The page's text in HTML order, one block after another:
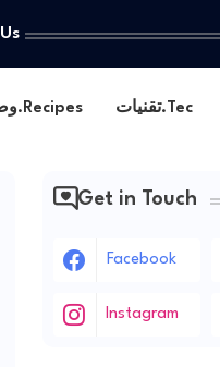
وصفات.Recipes تقنيات.Tec
Get in Touch
Facebook
Instagram